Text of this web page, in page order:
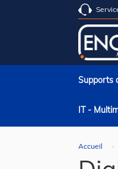
Supports
IT -
Accueil